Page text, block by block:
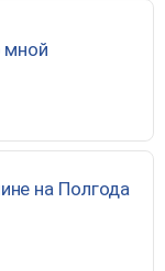
мной
на Полгода